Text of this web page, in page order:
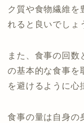
ク質や食物繊維を
れると良いでしょ
また、食事の回数
の基本的な食事を
を避けるように心
食事の量は自身の